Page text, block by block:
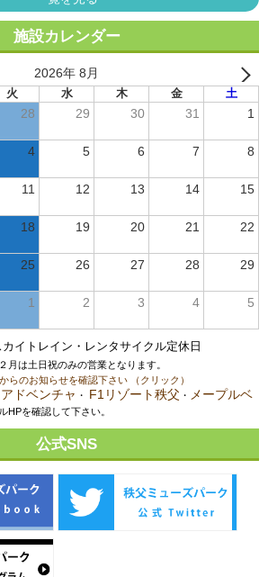
施設カレンダー
2026年 8月
火 水 木 金 土
28 29 30 31 1
4 5 6 7 8
11 12 13 14 15
18 19 20 21 22
25 26 27 28 29
1 2 3 4 5
イトレイン・レンタサイクル定休日
は土日祝のみの営業となります。
らのお知らせを確認下さい （クリック）
ドベンチャ ・ F1リゾート秩父 ・ メープルベ
HPを確認して下さい。
公式SNS